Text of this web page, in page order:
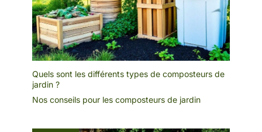
Quels sont les différents types de composteurs de
jardin ?
Nos conseils pour les composteurs de jardin